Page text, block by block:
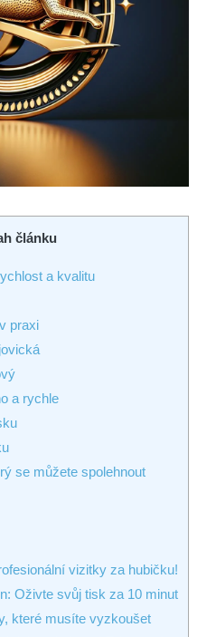
článku
a kvalitu
praxi
a rychle
se můžete spolehnout
vizitky za hubičku!
Oživte svůj tisk za 10 minut
které musíte vyzkoušet